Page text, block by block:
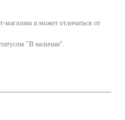
магазина и может отличаться от
"В наличии".